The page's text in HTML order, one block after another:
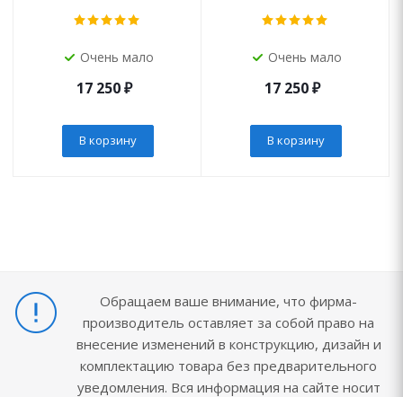
Очень мало
17 250₽
В корзину
Очень мало
17 250₽
В корзину
Обращаем ваше внимание, что фирма-
производитель оставляет за собой право на
внесение изменений в конструкцию, дизайн и
комплектацию товара без предварительного
уведомления. Вся информация на сайте носит